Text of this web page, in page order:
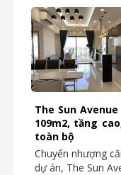
The Sun
109m2, tầng
toàn bộ
Chuyển nhượng
dự án, The Sun